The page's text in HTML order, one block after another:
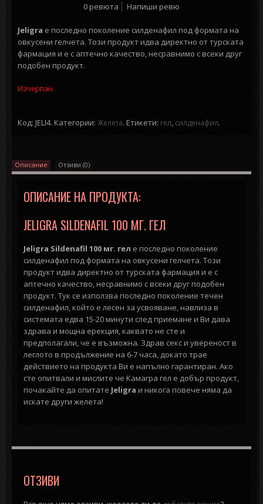
0 ревюта Напиши ревю
Jeligra е последно поколение силденафил под формата на
овкусени гелчета. Този продукт идва директно от турската
фармация и е с аптечно качество, несравнимо с всеки друг
подобен продукт.
Изчерпан
Код: JELI4. Категории: Желета. Етикети: гел, силденафил.
Описание Отзиви (0)
ОПИСАНИЕ НА ПРОДУКТА:
JELIGRA SILDENAFIL 100 МГ. ГЕЛ
Jeligra Sildenafil 100 мг. гел е последно поколение
силденафил под формата на овкусени гелчета. Този
продукт идва директно от турската фармация и е с
аптечно качество, несравнимо с всеки друг подобен
продукт. Тук се използва последно поколение течен
силденафил, който е лесен за усвояване, навлиза в
системата едва 15-20 минути след приемане и Ви дава
здрава и мощна ерекция, каквато не сте и
предполагали, че е възможна. Здрав секс и увереност в
леглото в продължение на 6-7 часа, докато трае
действието на продукта Ви е напълно гарантиран. Ако
сте опитвали и мислите че Камагра гел е добър продукт,
почакайте да опитате Jeligra и никога повече няма да
искате други желета!
ОТЗИВИ